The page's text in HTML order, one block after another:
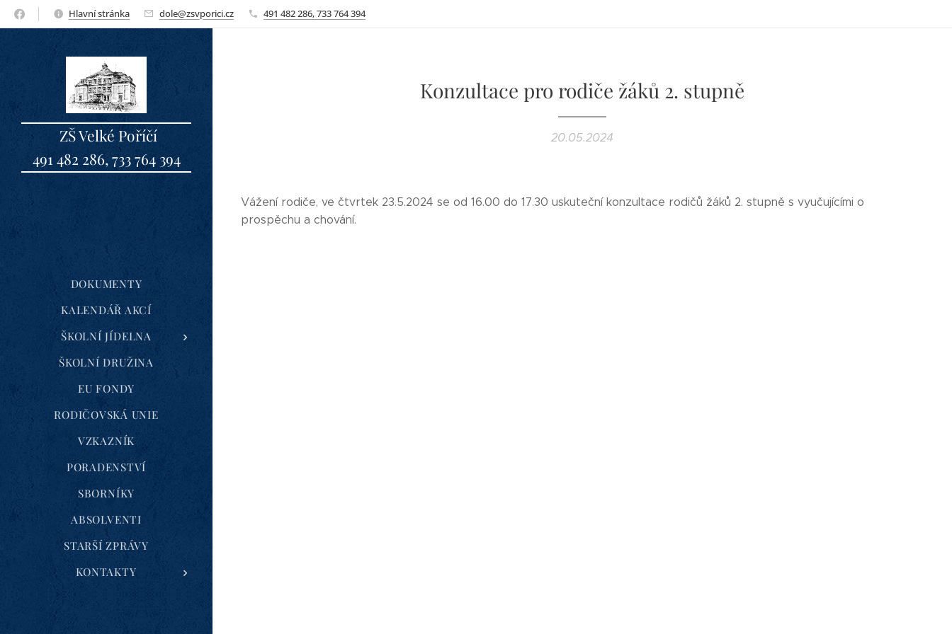
Hlavní stránka dole@zsvporici.cz 491 482 286, 733 764 394
ZŠ Velké Poříčí
491 482 286, 733 764 394
DOKUMENTY
KALENDÁŘ AKCÍ
ŠKOLNÍ JÍDELNA
ŠKOLNÍ DRUŽINA
EU FONDY
RODIČOVSKÁ UNIE
VZKAZNÍK
PORADENSTVÍ
SBORNÍKY
ABSOLVENTI
STARŠÍ ZPRÁVY
KONTAKTY
Konzultace pro rodiče žáků 2. stupně
20.05.2024
Vážení rodiče, ve čtvrtek 23.5.2024 se od 16.00 do 17.30 uskuteční konzultace rodičů žáků 2. stupně s vyučujícími o
prospěchu a chování.